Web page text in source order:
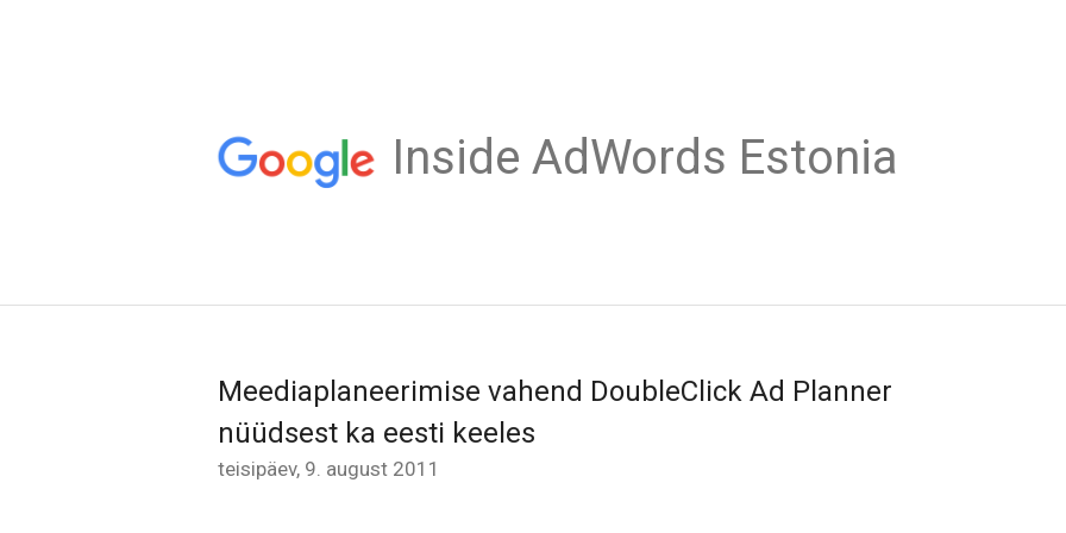
Inside AdWords Estonia
Meediaplaneerimise vahend DoubleClick Ad Planner
nüüdsest ka eesti keeles
teisipäev, 9. august 2011